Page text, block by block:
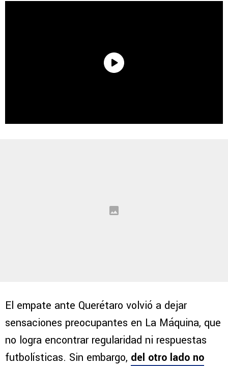
El empate ante Querétaro volvió a dejar
sensaciones preocupantes en La Máquina, que
no logra encontrar regularidad ni respuestas
futbolísticas. Sin embargo, del otro lado no